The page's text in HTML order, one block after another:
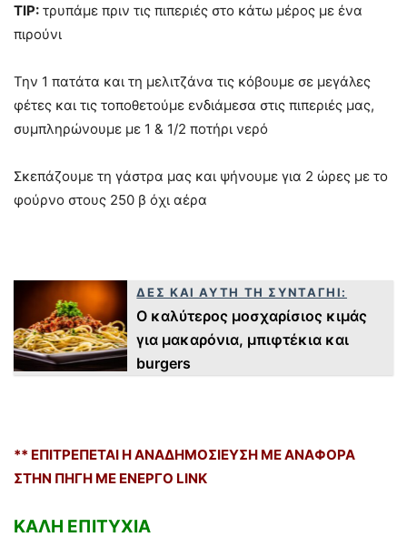
TIP: τρυπάμε πριν τις πιπεριές στο κάτω μέρος με ένα
πιρούνι
Την 1 πατάτα και τη μελιτζάνα τις κόβουμε σε μεγάλες
φέτες και τις τοποθετούμε ενδιάμεσα στις πιπεριές μας,
συμπληρώνουμε με 1 & 1/2 ποτήρι νερό
Σκεπάζουμε τη γάστρα μας και ψήνουμε για 2 ώρες με το
φούρνο στους 250 β όχι αέρα
ΔΕΣ ΚΑΙ ΑΥΤΗ ΤΗ ΣΥΝΤΑΓΗΙ:
O καλύτερος μοσχαρίσιος κιμάς
για μακαρόνια, μπιφτέκια και
burgers
** ΕΠΙΤΡΕΠΕΤΑΙ Η ΑΝΑΔΗΜΟΣΙΕΥΣΗ ΜΕ ΑΝΑΦOΡΑ
ΣΤΗΝ ΠΗΓΗ ΜΕ ΕΝΕΡΓΟ LINK
ΚΑΛΗ ΕΠΙΤΥΧΙΑ